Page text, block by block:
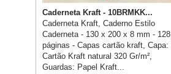
Caderneta Kraft - 10BRMKK...
Caderneta Kraft, Caderno Estilo
Caderneta - 130 x 200 x 8 mm - 128
páginas - Capas cartão kraft, Capa:
Cartão Kraft natural 320 Gr/m²,
Guardas: Papel Kraft...